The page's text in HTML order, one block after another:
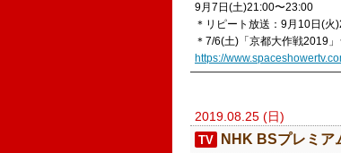
9月7日(土)21:00〜23:00
＊リピート放送：9月10日(火
＊7/6(土)「京都大作戦2019
https://
2019.08.25 (日)
TV NHK BSプレミア